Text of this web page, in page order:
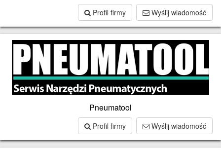
Profil firmy Wyślij wiadomość
Pneumatool
Profil firmy Wyślij wiadomość